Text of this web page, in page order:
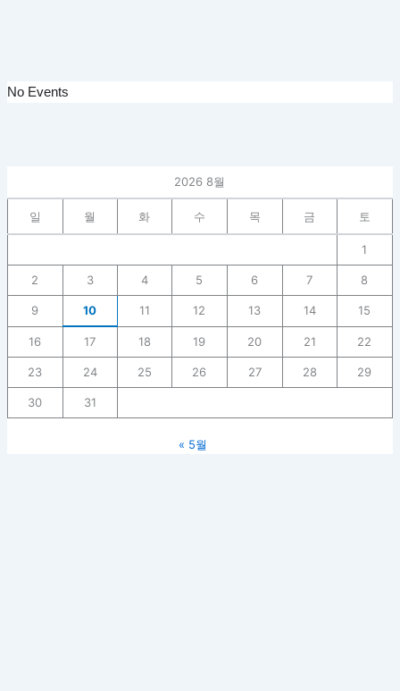
No Events
2026 8월
일 월 화 수 목 금 토
1
2 3 4 5 6 7 8
9 10 11 12 13 14 15
16 17 18 19 20 21 22
23 24 25 26 27 28 29
30 31
« 5월